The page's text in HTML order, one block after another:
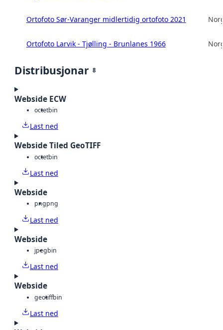
Ortofoto Sør-Varanger midlertidig ortofoto 2021
Ortofoto Larvik - Tjølling - Brunlanes 1966
Distribusjonar 8
Webside ECW
octetbin
Last ned
Webside Tiled GeoTIFF
octetbin
Last ned
Webside
pngpng
Last ned
Webside
jpegbin
Last ned
Webside
geotiffbin
Last ned